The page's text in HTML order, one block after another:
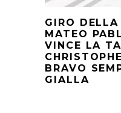
GIRO
MATEO
VINCE LA
BRAVO
GIALLA